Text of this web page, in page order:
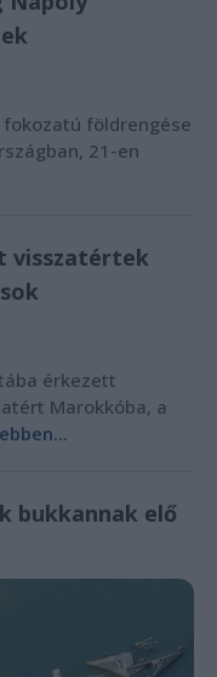
földrengése
21-en
visszatértek
érkezett
Marokkóba, a
bukkannak elő